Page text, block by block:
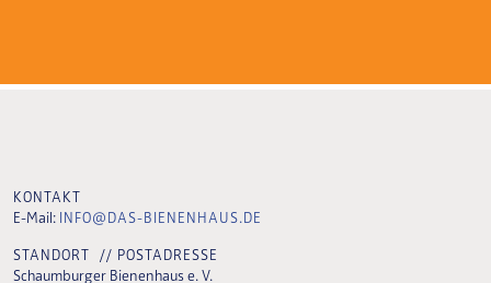
KONTAKT
E-Mail: INFO@DAS-BIENENHAUS.DE
STANDORT // POSTADRESSE
Schaumburger Bienenhaus e. V.